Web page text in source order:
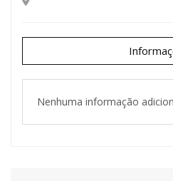
Nenhuma informação